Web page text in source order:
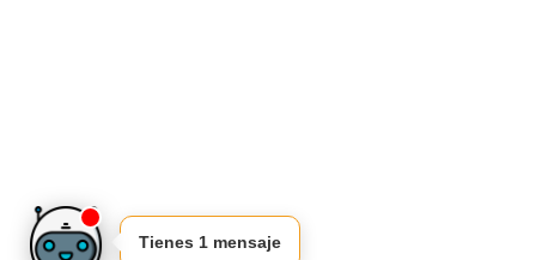
Tienes 1 mensaje